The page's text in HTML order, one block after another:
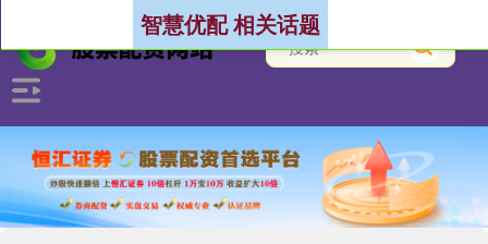
智慧优配 相关话题